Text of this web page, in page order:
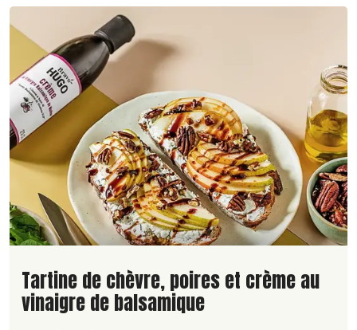
Lire la suite de la recette
Tartine de chèvre, poires et crème au
vinaigre de balsamique